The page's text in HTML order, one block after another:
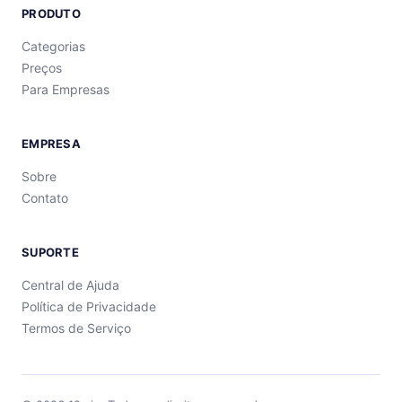
PRODUTO
Categorias
Preços
Para Empresas
EMPRESA
Sobre
Contato
SUPORTE
Central de Ajuda
Política de Privacidade
Termos de Serviço